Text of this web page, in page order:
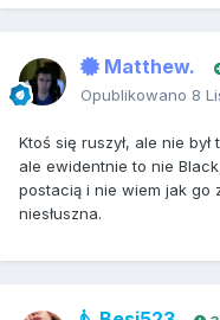
Matthew.
Opublikowano 8
Ktoś się ruszył, ale nie
ale ewidentnie to nie
postacią i nie wiem jak go
niesłuszna.